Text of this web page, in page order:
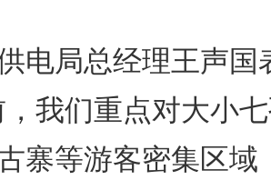
局总经理王声国
，我们重点对大小
寨等游客密集区域